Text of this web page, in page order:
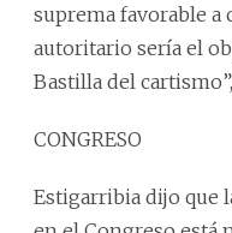
suprema favorable a
autoritario sería el
Bastilla del
CONGRESO
Estigarribia dijo que